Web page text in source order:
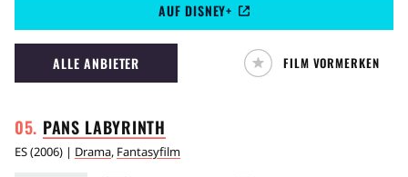
definierte 1977 den Begriff des Fan-Seins neu.
AUF DISNEY+
ALLE ANBIETER FILM VORMERKEN
PANS LABYRINTH
ES(2006) | Drama, Fantasyfilm